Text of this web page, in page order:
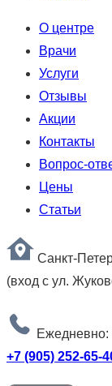
О центре
Врачи
Услуги
Отзывы
Акции
Контакты
Вопрос-
Цены
Статьи
Санкт-
(вход с ул.
Ежедневно:
+7 (905) 252-65-